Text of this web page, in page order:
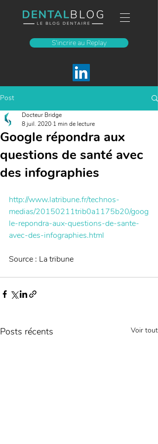
S'incrire au Replay
Post
Google répondra aux
questions de santé avec
des infographies
Docteur Bridge
8 juil. 2020 1 min de lecture
http://www.latribune.fr/technos-
medias/20150211trib0a1175b20/goog
le-repondra-aux-questions-de-sante-
avec-des-infographies.html
Source : La tribune
Posts récents Voir tout